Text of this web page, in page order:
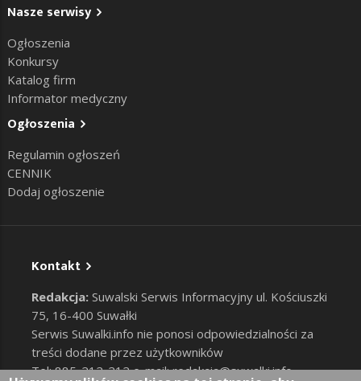
Nasze serwisy
Ogłoszenia
Konkursy
Katalog firm
Informator medyczny
Ogłoszenia
Regulamin ogłoszeń
CENNIK
Dodaj ogłoszenie
Kontakt
Redakcja: Suwalski Serwis Informacyjny ul. Kościuszki
75, 16-400 Suwałki
Serwis Suwalki.info nie ponosi odpowiedzialności za
treści dodane przez użytkowników
Tel: 885-212-212 e-mail:redakcja@suwalki.info,